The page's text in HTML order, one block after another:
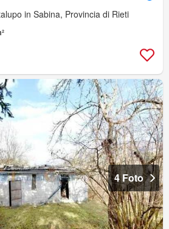
in Sabina, Provincia di Rieti
4 Foto